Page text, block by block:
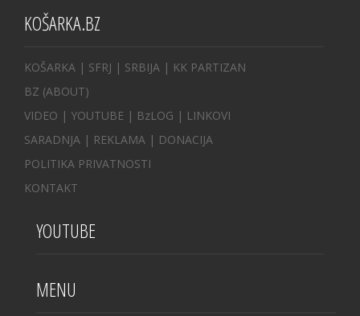
KOŠARKA.BZ
KOŠARKA | SFRJ | SRBIJA | KK PARTIZAN
BZ (ABOUT)
VIDEO | YOUTUBE | BzLOG | LINKOVI
SARADNJA | REKLAMA | DONACIJA
POLITIKA PRIVATNOSTI
KONTAKT
YOUTUBE
MENU